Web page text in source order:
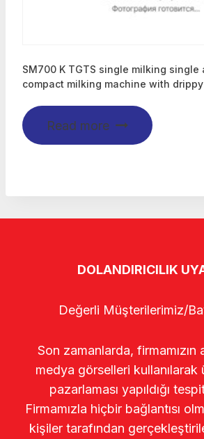
SM700 K TGTS single milking single
compact milking machine with
Read more
DOLANDIRICILIK
Değerli Müşterilerimiz/
Son zamanlarda, firmamızın
medya görselleri kullanılarak
pazarlaması yapıldığı
Firmamızla hiçbir bağlantısı
kişiler tarafından